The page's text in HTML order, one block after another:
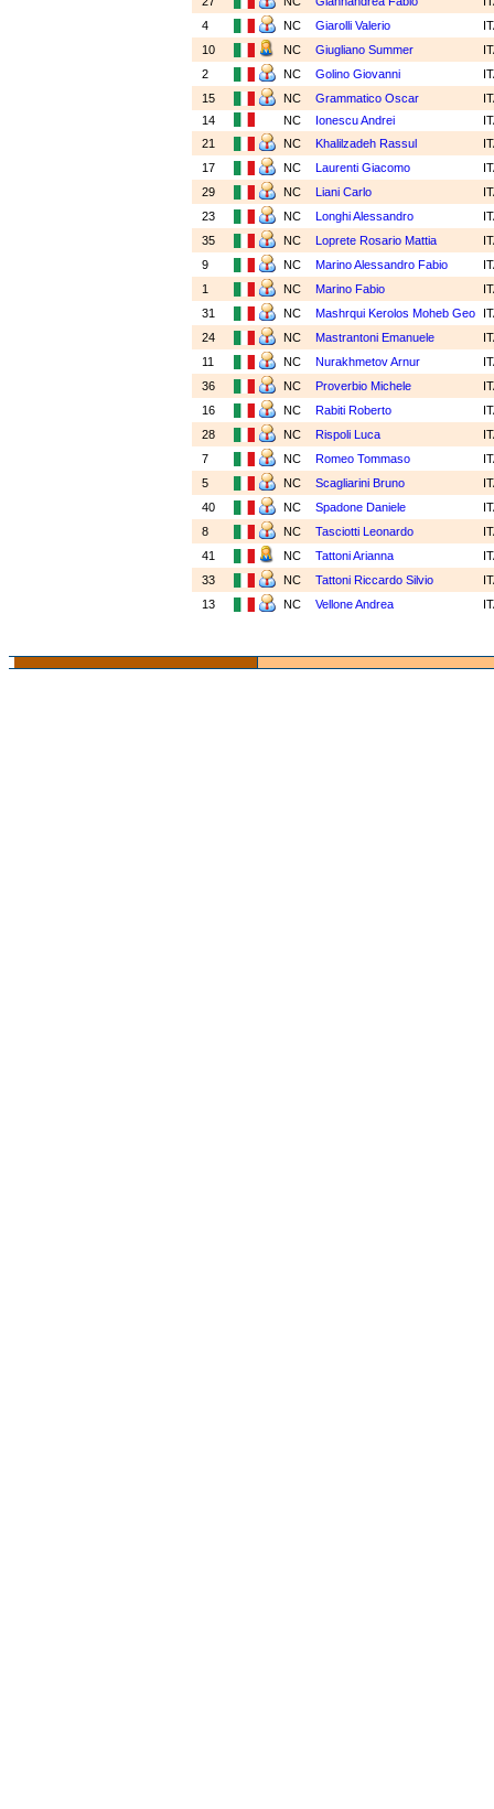
4
NC Giarolli Valerio
10
NC Giugliano Summer
2
NC Golino Giovanni
15
NC Grammatico Oscar
14
NC Ionescu Andrei
21
NC Khalilzadeh Rassul
17
NC Laurenti Giacomo
29
NC Liani Carlo
23
NC Longhi Alessandro
35
NC Loprete Rosario Mattia
9
NC Marino Alessandro Fabio
1
NC Marino Fabio
31
NC Mashrqui Kerolos Moheb Geo
24
NC Mastrantoni Emanuele
11
NC Nurakhmetov Arnur
36
NC Proverbio Michele
16
NC Rabiti Roberto
28
NC Rispoli Luca
7
NC Romeo Tommaso
5
NC Scagliarini Bruno
40
NC Spadone Daniele
8
NC Tasciotti Leonardo
41
NC Tattoni Arianna
33
NC Tattoni Riccardo Silvio
13
NC Vellone Andrea